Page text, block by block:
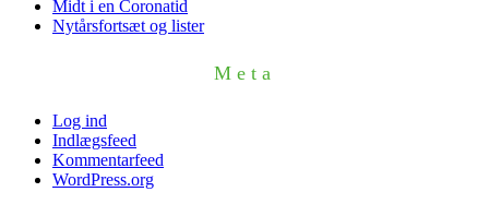
Midt i en Coronatid
Nytårsfortsæt og lister
Meta
Log ind
Indlægsfeed
Kommentarfeed
WordPress.org